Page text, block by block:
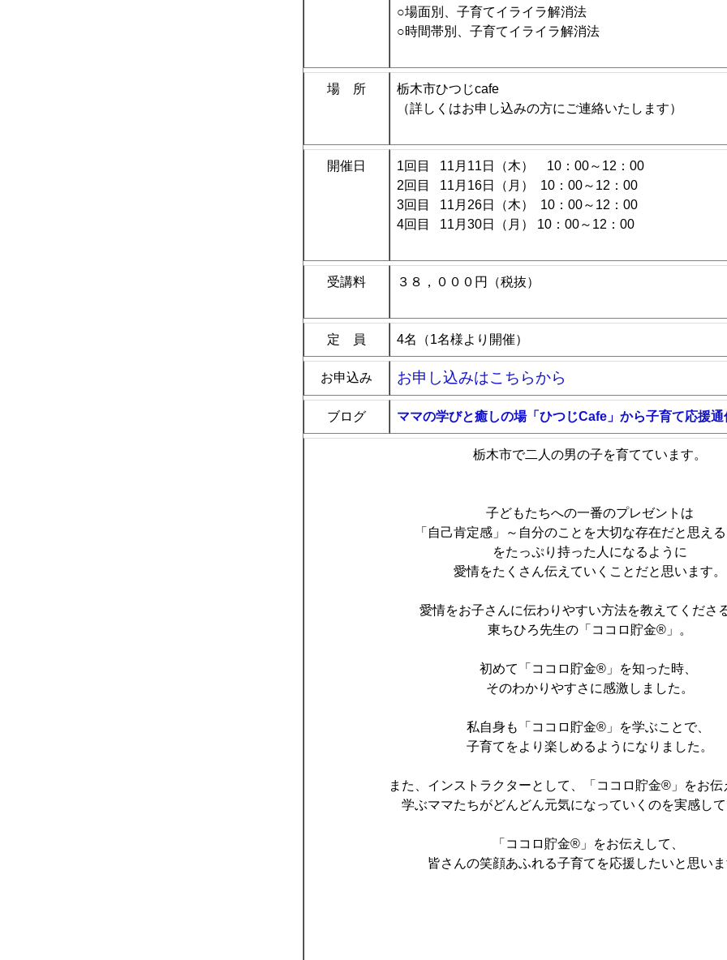
○場面別、子育てイライラ解消法
○時間帯別、子育てイライラ解消法
場 所
栃木市ひつじcafe
（詳しくはお申し込みの方にご連絡いたします）
開催日
1回目 11月11日（木） 10：00～12：00
2回目 11月16日（月） 10：00～12：00
3回目 11月26日（木） 10：00～12：00
4回目 11月30日（月） 10：00～12：00
受講料 ３８，０００円（税抜）
定 員 4名（1名様より開催）
お申込み お申し込みはこちらから
ブログ ママの学びと癒しの場「ひつじCafe」から子育て応援通
栃木市で二人の男の子を育てています。
子どもたちへの一番のプレゼントは
「自己肯定感」～自分のことを大切な存在だと思え
をたっぷり持った人になるように
愛情をたくさん伝えていくことだと思います。
愛情をお子さんに伝わりやすい方法を教えてくださ
東ちひろ先生の「ココロ貯金®」。
初めて「ココロ貯金®」を知った時、
そのわかりやすさに感激しました。
私自身も「ココロ貯金®」を学ぶことで、
子育てをより楽しめるようになりました。
また、インストラクターとして、「ココロ貯金®」をお
学ぶママたちがどんどん元気になっていくのを実感して
「ココロ貯金®」をお伝えして、
皆さんの笑顔あふれる子育てを応援したいと思いま